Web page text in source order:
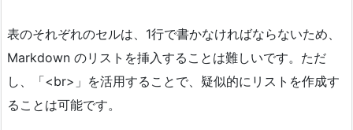
表のそれぞれのセルは、1行で書かなければならないため、
Markdown のリストを挿入することは難しいです。ただ
し、「<br>」を活用することで、疑似的にリストを作成す
ることは可能です。